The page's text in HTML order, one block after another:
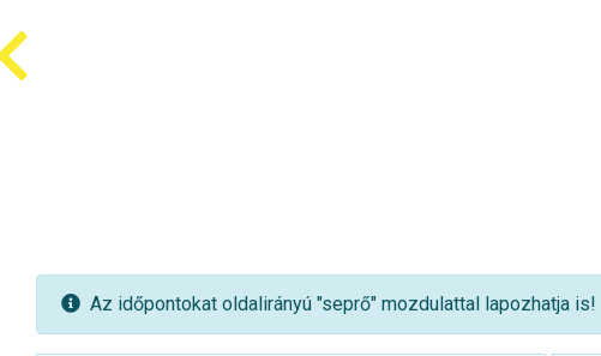
Az időpontokat oldalirányú "seprő" mozdulattal lapozhatja is!